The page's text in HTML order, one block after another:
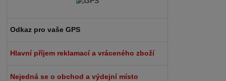
Odkaz pro vaše GPS
Hlavní příjem reklamací a vráceného zboží
Nejedná se o obchod a výdejní místo